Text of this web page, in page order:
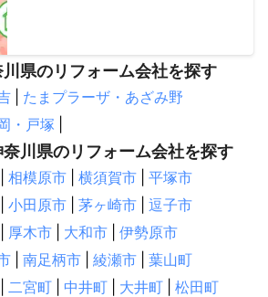
県のリフォーム会社を探す
たまプラーザ・あざみ野
・戸塚
川県のリフォーム会社を探す
相模原市 横須賀市
平塚市
小田原市 茅ヶ崎市
逗子市
厚木市 大和市
伊勢原市
南足柄市 綾瀬市
葉山町
二宮町 中井町 大井町
松田町